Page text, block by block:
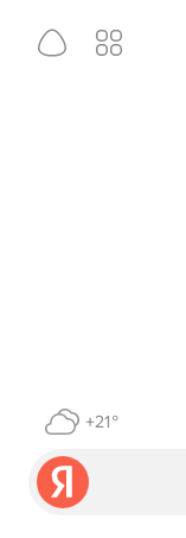
+21°